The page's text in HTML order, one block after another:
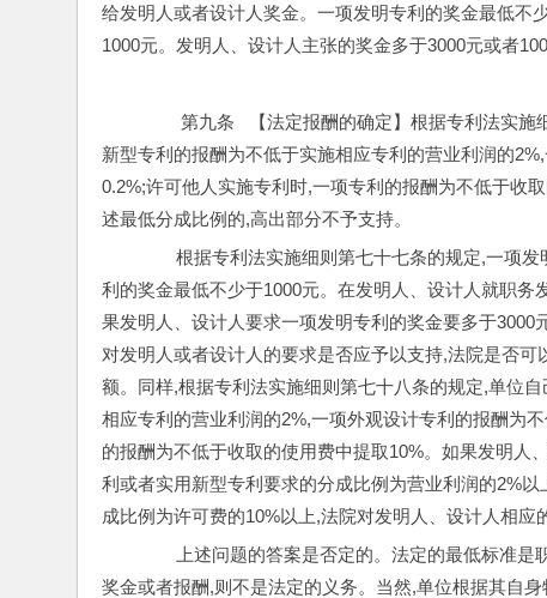
给发明人或者设计人奖金。一项发明专利的奖金最低不
1000元。发明人、设计人主张的奖金多于3000元或者
第九条   【法定报酬的确定】根据专利法实施
新型专利的报酬为不低于实施相应专利的营业利润的
0.2%;许可他人实施专利时,一项专利的报酬为不低于收
述最低分成比例的,高出部分不予支持。
根据专利法实施细则第七十七条的规定,一项发
利的奖金最低不少于1000元。在发明人、设计人就职
果发明人、设计人要求一项发明专利的奖金要多于
对发明人或者设计人的要求是否应予以支持,法院是否
额。同样,根据专利法实施细则第七十八条的规定,单位
相应专利的营业利润的2%,一项外观设计专利的报酬为
的报酬为不低于收取的使用费中提取10%。如果发明人
利或者实用新型专利要求的分成比例为营业利润的2%
成比例为许可费的10%以上,法院对发明人、设计人相应
上述问题的答案是否定的。法定的最低标准是
奖金或者报酬,则不是法定的义务。当然,单位根据其自